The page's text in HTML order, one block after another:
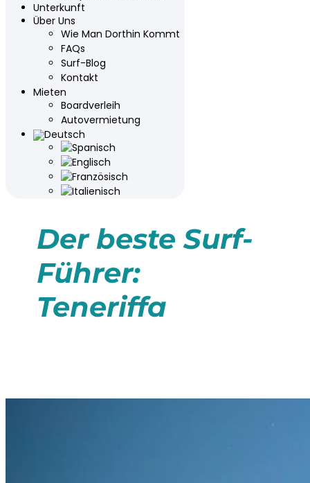
Unterkunft
Über Uns
Wie Man Dorthin Kommt
FAQs
Surf-Blog
Kontakt
Mieten
Boardverleih
Autovermietung
Der beste Surf-
Führer:
Teneriffa